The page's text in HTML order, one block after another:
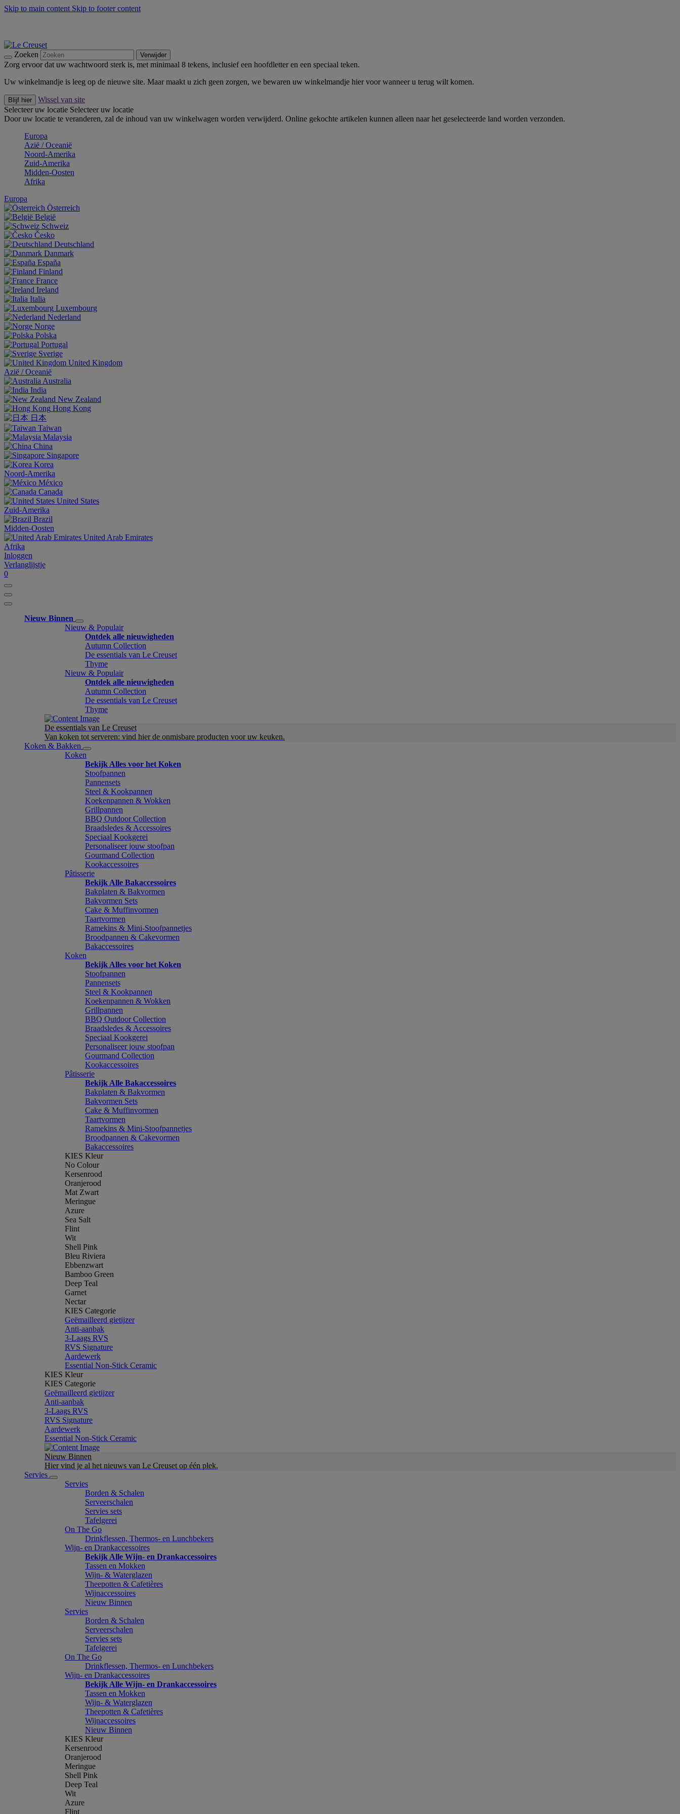
Skip to main content Skip to footer content
Zoeken Verwijder
Zorg ervoor dat uw wachtwoord sterk is, met minimaal 8 tekens, inclusief een hoofdletter en een speciaal teken.
Uw winkelmandje is leeg op de nieuwe site. Maar maakt u zich geen zorgen, we bewaren uw winkelmandje hier voor wanneer u terug wilt komen.
Blijf hier
Wissel van site
Selecteer uw locatie Selecteer uw locatie
Door uw locatie te veranderen, zal de inhoud van uw winkelwagen worden verwijderd. Online gekochte artikelen kunnen alleen naar het geselecteerde land worden verzonden.
Europa
Aziё / Oceaniё
Noord-Amerika
Zuid-Amerika
Midden-Oosten
Afrika
Europa
Österreich
België
Schweiz
Česko
Deutschland
Danmark
España
Finland
France
Ireland
Italia
Luxembourg
Nederland
Norge
Polska
Portugal
Sverige
United Kingdom
Aziё / Oceaniё
Australia
India
New Zealand
Hong Kong
日本
Taiwan
Malaysia
China
Singapore
Korea
Noord-Amerika
México
Canada
United States
Zuid-Amerika
Brazil
Midden-Oosten
United Arab Emirates
Afrika
Inloggen
Verlanglijstje
0
Nieuw Binnen
Nieuw & Populair
Ontdek alle nieuwigheden
Autumn Collection
De essentials van Le Creuset
Thyme
Nieuw & Populair
Ontdek alle nieuwigheden
Autumn Collection
De essentials van Le Creuset
Thyme
De essentials van Le Creuset
Van koken tot serveren: vind hier de onmisbare producten voor uw keuken.
Koken & Bakken
Koken
Bekijk Alles voor het Koken
Stoofpannen
Pannensets
Steel & Kookpannen
Koekenpannen & Wokken
Grillpannen
BBQ Outdoor Collection
Braadsledes & Accessoires
Speciaal Kookgerei
Personaliseer jouw stoofpan
Gourmand Collection
Kookaccessoires
Pâtisserie
Bekijk Alle Bakaccessoires
Bakplaten & Bakvormen
Bakvormen Sets
Cake & Muffinvormen
Taartvormen
Ramekins & Mini-Stoofpannetjes
Broodpannen & Cakevormen
Bakaccessoires
Koken
Bekijk Alles voor het Koken
Stoofpannen
Pannensets
Steel & Kookpannen
Koekenpannen & Wokken
Grillpannen
BBQ Outdoor Collection
Braadsledes & Accessoires
Speciaal Kookgerei
Personaliseer jouw stoofpan
Gourmand Collection
Kookaccessoires
Pâtisserie
Bekijk Alle Bakaccessoires
Bakplaten & Bakvormen
Bakvormen Sets
Cake & Muffinvormen
Taartvormen
Ramekins & Mini-Stoofpannetjes
Broodpannen & Cakevormen
Bakaccessoires
KIES Kleur
No Colour
Kersenrood
Oranjerood
Mat Zwart
Meringue
Azure
Sea Salt
Flint
Wit
Shell Pink
Bleu Riviera
Ebbenzwart
Bamboo Green
Deep Teal
Garnet
Nectar
KIES Categorie
Geëmailleerd gietijzer
Anti-aanbak
3-Laags RVS
RVS Signature
Aardewerk
Essential Non-Stick Ceramic
KIES Kleur
KIES Categorie
Geëmailleerd gietijzer
Anti-aanbak
3-Laags RVS
RVS Signature
Aardewerk
Essential Non-Stick Ceramic
Nieuw Binnen
Hier vind je al het nieuws van Le Creuset op één plek.
Servies
Servies
Borden & Schalen
Serveerschalen
Servies sets
Tafelgerei
On The Go
Drinkflessen, Thermos- en Lunchbekers
Wijn- en Drankaccessoires
Bekijk Alle Wijn- en Drankaccessoires
Tassen en Mokken
Wijn- & Waterglazen
Theepotten & Cafetières
Wijnaccessoires
Nieuw Binnen
Servies
Borden & Schalen
Serveerschalen
Servies sets
Tafelgerei
On The Go
Drinkflessen, Thermos- en Lunchbekers
Wijn- en Drankaccessoires
Bekijk Alle Wijn- en Drankaccessoires
Tassen en Mokken
Wijn- & Waterglazen
Theepotten & Cafetières
Wijnaccessoires
Nieuw Binnen
KIES Kleur
Kersenrood
Oranjerood
Meringue
Shell Pink
Deep Teal
Wit
Azure
Flint